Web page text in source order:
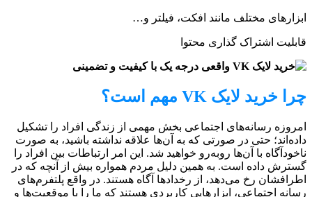
ابزارهای مختلف مانند افکت، فیلتر و…
قابلیت اشتراک گذاری محتوا
چرا خرید لایک VK مهم است؟
امروزه رسانه‌های اجتماعی بخش مهمی از زندگی افراد را تشکیل
داده‌اند؛ حتی در صورتی که به آن‌ها علاقه نداشته باشید، به صورت
ناخودآگاه با آن‌ها روبه‌رو خواهید شد. این امر ارتباطات بین افراد را
گسترش داده است. به همین دلیل مردم همواره بیش از آنچه که در
اطرافشان رخ می‌دهد، از رخدادها آگاه هستند. در واقع پلتفرم‌های
رسانه اجتماعی، ابزارهایی کاربردی هستند که ما را با موقعیت‌ها و